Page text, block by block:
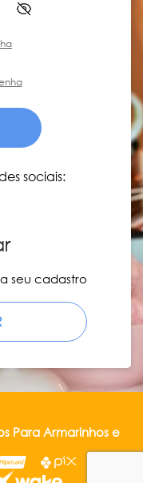
sociais:
seu cadastro
Para Armarinhos e